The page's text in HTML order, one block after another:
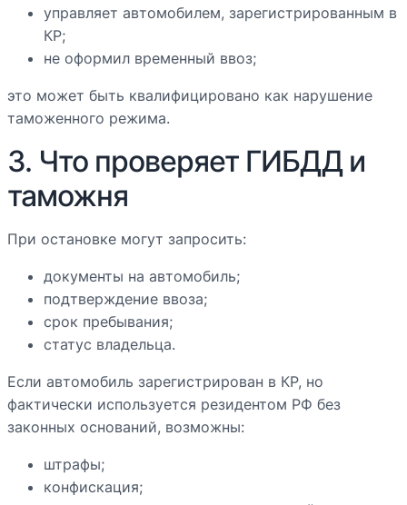
управляет автомобилем, зарегистрированным в
КР;
не оформил временный ввоз;
это может быть квалифицировано как нарушение
таможенного режима.
3. Что проверяет ГИБДД и
таможня
При остановке могут запросить:
документы на автомобиль;
подтверждение ввоза;
срок пребывания;
статус владельца.
Если автомобиль зарегистрирован в КР, но
фактически используется резидентом РФ без
законных оснований, возможны:
штрафы;
конфискация;